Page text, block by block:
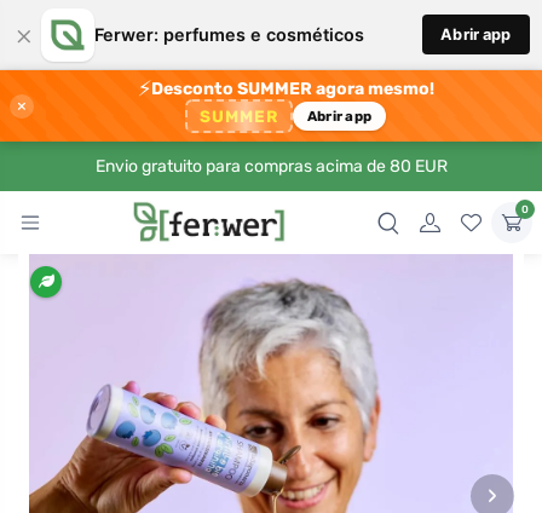
× Ferwer: perfumes e cosméticos Abrir app
×
⚡Desconto SUMMER agora mesmo!
SUMMER Abrir app
Envio gratuito para compras acima de 80 EUR
0
›